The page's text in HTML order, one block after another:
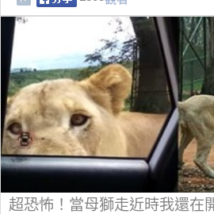
超恐怖！當母獅走近時我還在